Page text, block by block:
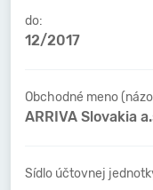
do:
12/2017
Obchodné meno
ARRIVA Slovakia
Sídlo účtovnej